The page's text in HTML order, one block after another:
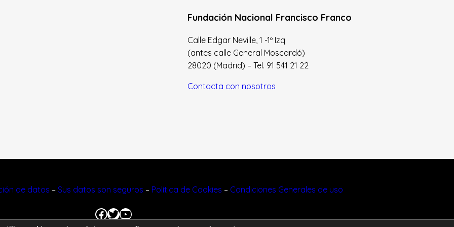
Fundación Nacional Francisco Franco
Calle Edgar Neville, 1 -1º Izq
(antes calle General Moscardó)
28020 (Madrid) – Tel. 91 541 21 22
Contacta con nosotros
de datos – Sus datos son seguros – Política de Cookies – Condiciones Generales de uso
Facebook
Twitter
YouTube